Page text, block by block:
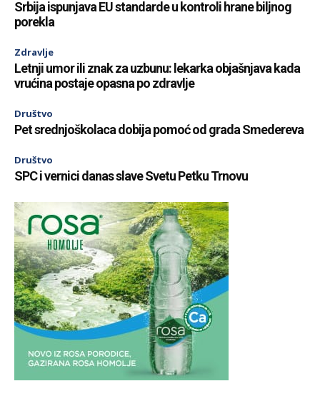
Srbija ispunjava EU standarde u kontroli hrane biljnog
porekla
Zdravlje
Letnji umor ili znak za uzbunu: lekarka objašnjava kada
vrućina postaje opasna po zdravlje
Društvo
Pet srednjoškolaca dobija pomoć od grada Smedereva
Društvo
SPC i vernici danas slave Svetu Petku Trnovu